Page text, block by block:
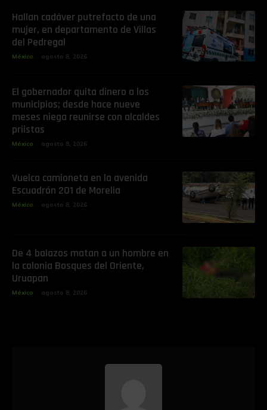
Hallan cadáver putrefacto de una
mujer, en departamento de Villas
del Pedregal
México agosto 8, 2026
El gobernador quita dinero a los
municipios; desde hace nueve
meses niega reunirse con alcaldes
priistas
México agosto 8, 2026
Vuelca camioneta en la avenida
Escuadrón 201 de Morelia
México agosto 8, 2026
De 4 balazos matan a un hombre en
la colonia Bosques del Oriente,
Uruapan
México agosto 8, 2026